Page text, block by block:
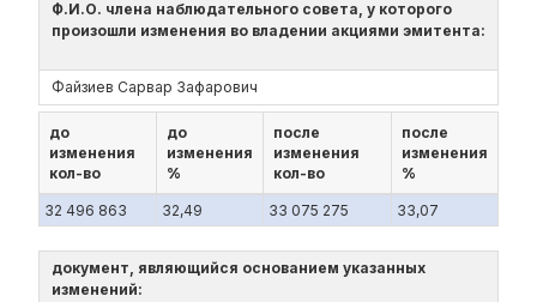
Ф.И.О. члена наблюдательного совета, у которого
произошли изменения во владении акциями эмитента:
Файзиев Сарвар Зафарович
до
изменения
кол-во
до
изменения
%
после
изменения
кол-во
после
изменения
%
32 496 863 32,49 33 075 275 33,07
документ, являющийся основанием указанных
изменений: